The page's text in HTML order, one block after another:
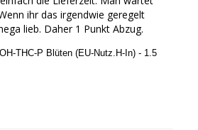
ihr das irgendwie geregelt
lieb. Daher 1 Punkt Abzug.
THC-P Blüten (EU-Nutz.H-In) - 1.5